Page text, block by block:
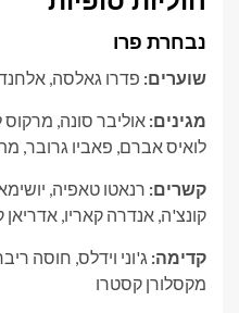
נבחרת פרו
שוערים: פדרו גאלסה,
מגינים: אוליבר סונה, מרקוס
לואיס אברם, פאביו גרובר,
קשרים: רנאטו טאפיה,
קונצ'ה, אנדרה קאריו, אדריאן
קדימה: ג'וני וידלס, חוסה
מקסלורן קסטרו